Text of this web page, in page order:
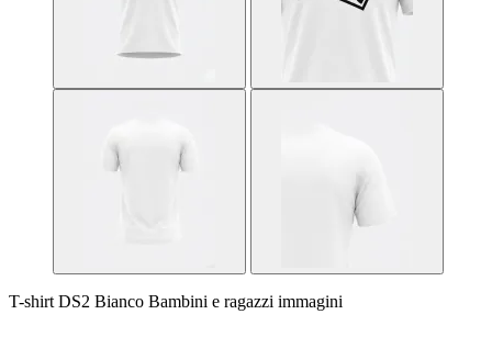
T-shirt DS2 Bianco Bambini e ragazzi immagini